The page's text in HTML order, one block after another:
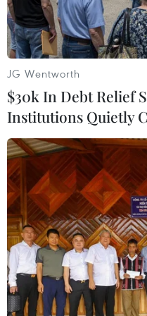
Như và đồng phạm
đồng của 5 công ty,
Bị cáo Huỳnh Thị Huyền
28/5. (Ảnh:
JG Wentworth
$30k In Debt Relief
Institutions Quietly